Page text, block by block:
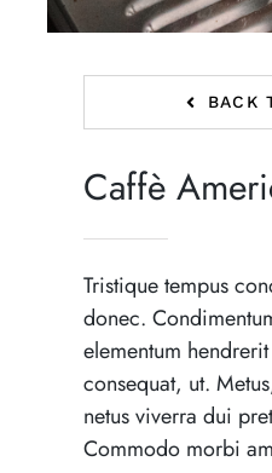
BACK
Caffè
Tristique tempus
donec.
elementum
consequat, ut.
netus viverra dui
Commodo morbi